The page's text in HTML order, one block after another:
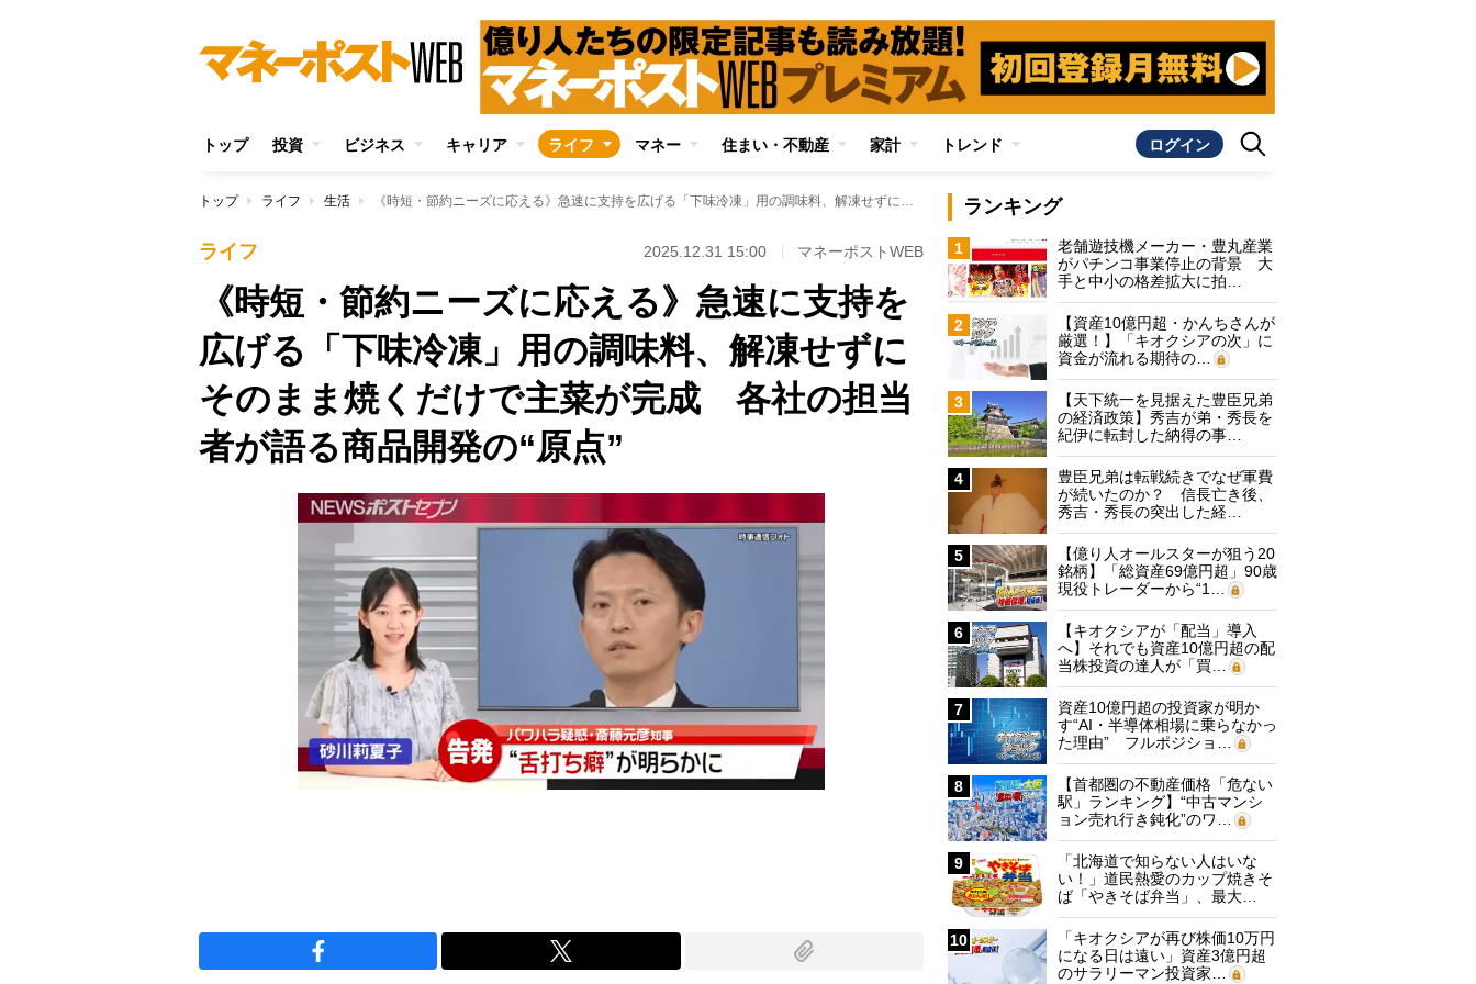
トップ 投資 ビジネス キャリア ライフ マネー 住まい・不動産 家計 トレンド ログイン
トップ ライフ 生活 《時短・節約ニーズに応える》急速に支持を広げる「下味冷凍」用の調味料、解凍せずにそのまま焼くだけで主菜が完成 各社の担当者が語る商品開発の“原点”
ライフ 2025.12.31 15:00 マネーポストWEB
《時短・節約ニーズに応える》急速に支持を
広げる「下味冷凍」用の調味料、解凍せずに
そのまま焼くだけで主菜が完成 各社の担当
者が語る商品開発の“原点”
ランキング
1
老舗遊技機メーカー・豊丸産業
がパチンコ事業停止の背景 大
手と中小の格差拡大に拍…
2
【資産10億円超・かんちさんが
厳選！】「キオクシアの次」に
資金が流れる期待の…
3
【天下統一を見据えた豊臣兄弟
の経済政策】秀吉が弟・秀長を
紀伊に転封した納得の事…
4
豊臣兄弟は転戦続きでなぜ軍費
が続いたのか？ 信長亡き後、
秀吉・秀長の突出した経…
5
【億り人オールスターが狙う20
銘柄】「総資産69億円超」90歳
現役トレーダーから“1…
6
【キオクシアが「配当」導入
へ】それでも資産10億円超の配
当株投資の達人が「買…
7
資産10億円超の投資家が明か
す“AI・半導体相場に乗らなかっ
た理由” フルポジショ…
8
【首都圏の不動産価格「危ない
駅」ランキング】“中古マンシ
ョン売れ行き鈍化”のワ…
9
「北海道で知らない人はいな
い！」道民熱愛のカップ焼きそ
ば「やきそば弁当」、最大…
10
「キオクシアが再び株価10万円
になる日は遠い」資産3億円超
のサラリーマン投資家…